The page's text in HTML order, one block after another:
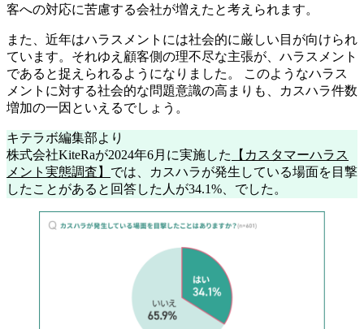
客への対応に苦慮する会社が増えたと考えられます。
また、近年はハラスメントには社会的に厳しい目が向けられ
ています。それゆえ顧客側の理不尽な主張が、ハラスメント
であると捉えられるようになりました。 このようなハラス
メントに対する社会的な問題意識の高まりも、カスハラ件数
増加の一因といえるでしょう。
キテラボ編集部より
株式会社KiteRaが2024年6月に実施した
【カスタマーハラス
メント実態調査】 では、カスハラが発生している場面を目撃
したことがあると回答した人が34.1%、でした。